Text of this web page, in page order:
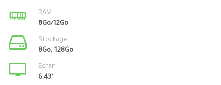
RAM
8Go/12Go
Stockage
8Go, 128Go
Ecran
6.43"